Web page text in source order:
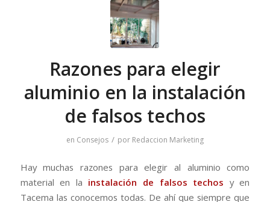
Razones para elegir
aluminio en la instalación
de falsos techos
en Consejos / por Redaccion Marketing
Hay muchas razones para elegir al aluminio como
material en la instalación de falsos techos y en
Tacema las conocemos todas. De ahí que siempre que